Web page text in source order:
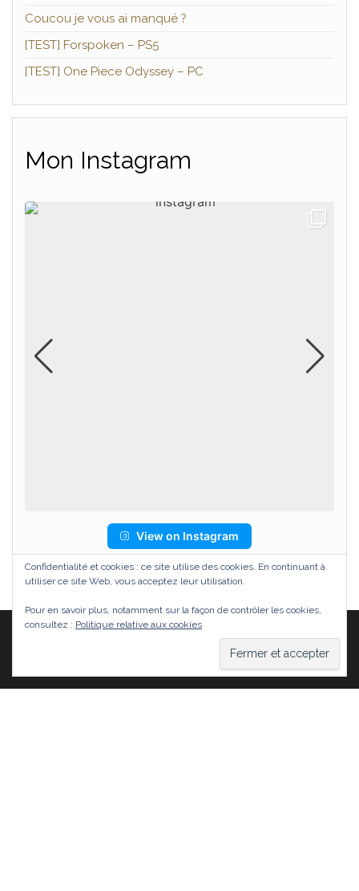
Coucou je vous ai manqué ?
[TEST] Forspoken – PS5
[TEST] One Piece Odyssey – PC
Mon Instagram
View on Instagram
WordPress |Thème :Head
Confidentialité et cookies : ce site utilise des cookies. En continuant à
utiliser ce site Web, vous acceptez leur utilisation.
Pour en savoir plus, notamment sur la façon de contrôler les cookies,
consultez : Politique relative aux cookies